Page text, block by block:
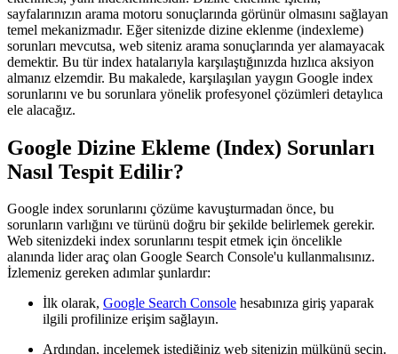
sayfalarınızın arama motoru sonuçlarında görünür olmasını sağlayan
temel mekanizmadır. Eğer sitenizde dizine eklenme (indexleme)
sorunları mevcutsa, web siteniz arama sonuçlarında yer alamayacak
demektir. Bu tür index hatalarıyla karşılaştığınızda hızlıca aksiyon
almanız elzemdir. Bu makalede, karşılaşılan yaygın Google index
sorunlarını ve bu sorunlara yönelik profesyonel çözümleri detaylıca
ele alacağız.
Google Dizine Ekleme (Index) Sorunları
Nasıl Tespit Edilir?
Google index sorunlarını çözüme kavuşturmadan önce, bu
sorunların varlığını ve türünü doğru bir şekilde belirlemek gerekir.
Web sitenizdeki index sorunlarını tespit etmek için öncelikle
alanında lider araç olan Google Search Console'u kullanmalısınız.
İzlemeniz gereken adımlar şunlardır:
İlk olarak, Google Search Console hesabınıza giriş yaparak
ilgili profilinize erişim sağlayın.
Ardından, incelemek istediğiniz web sitenizin mülkünü seçin.